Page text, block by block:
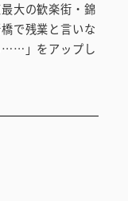
大の歓楽街・錦
で残業と言いな
……」をアップし